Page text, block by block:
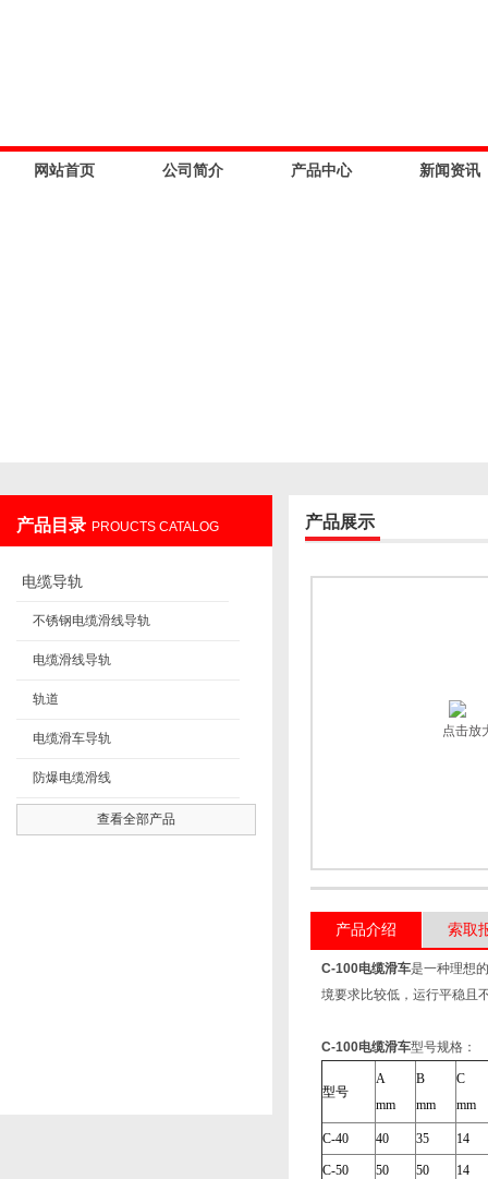
上海发昊电气科技有限公司
网站首页 公司简介 产品中心 新闻资讯
产品目录 PROUCTS CATALOG
电缆导轨
不锈钢电缆滑线导轨
电缆滑线导轨
轨道
电缆滑车导轨
防爆电缆滑线
查看全部产品
产品展示
点击放
产品介绍 索取
C-100电缆滑车是一种理想
境要求比较低，运行平稳且
C-100电缆滑车型号规格：
型号
A
mm
B
mm
C
mm
C-40 40 35 14
C-50 50 50 14